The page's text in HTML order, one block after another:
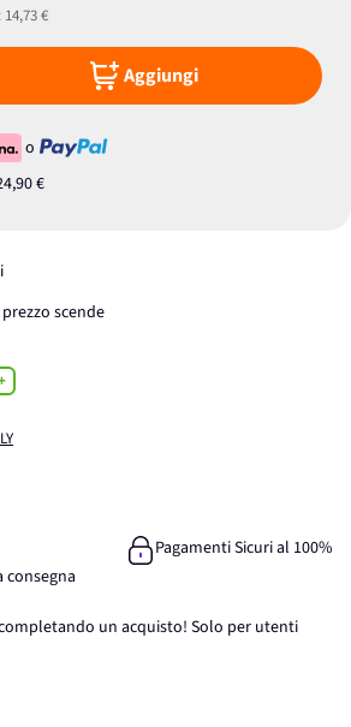
14,73 €
Aggiungi
o
€
scende
Pagamenti Sicuri al 100%
consegna
un acquisto! Solo per utenti